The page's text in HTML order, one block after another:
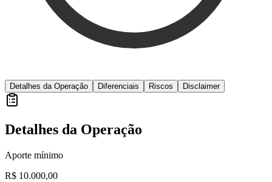
Detalhes da Operação Diferenciais Riscos Disclaimer
Detalhes da Operação
Aporte mínimo
R$ 10.000,00